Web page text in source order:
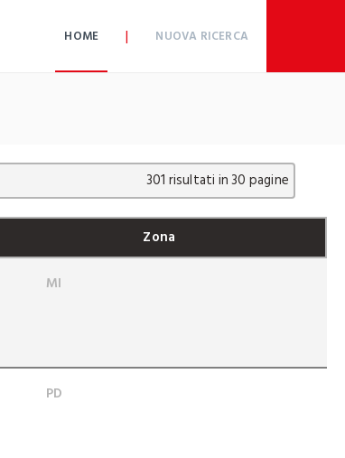
HOME | NUOVA RICERCA
301 risultati in 30 pagine
Zona
MI
PD